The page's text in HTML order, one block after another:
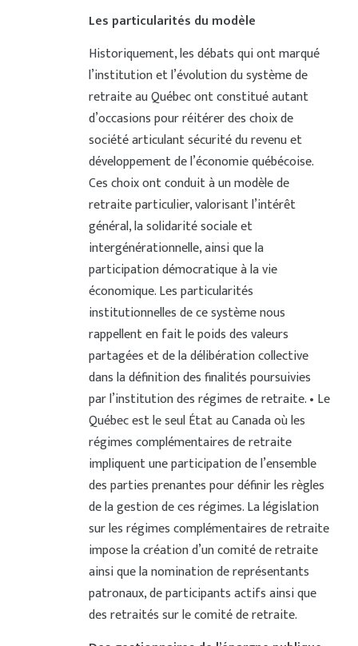
Les particularités du modèle
Historiquement, les débats qui ont marqué
l’institution et l’évolution du système de
retraite au Québec ont constitué autant
d’occasions pour réitérer des choix de
société articulant sécurité du revenu et
développement de l’économie québécoise.
Ces choix ont conduit à un modèle de
retraite particulier, valorisant l’intérêt
général, la solidarité sociale et
intergénérationnelle, ainsi que la
participation démocratique à la vie
économique. Les particularités
institutionnelles de ce système nous
rappellent en fait le poids des valeurs
partagées et de la délibération collective
dans la définition des finalités poursuivies
par l’institution des régimes de retraite. • Le
Québec est le seul État au Canada où les
régimes complémentaires de retraite
impliquent une participation de l’ensemble
des parties prenantes pour définir les règles
de la gestion de ces régimes. La législation
sur les régimes complémentaires de retraite
impose la création d’un comité de retraite
ainsi que la nomination de représentants
patronaux, de participants actifs ainsi que
des retraités sur le comité de retraite.